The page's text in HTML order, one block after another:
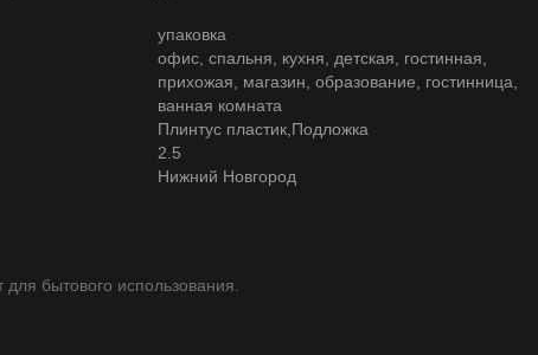
упаковка
офис, спальня, кухня, детская, гостинная,
прихожая, магазин, образование, гостинница,
ванная комната
Плинтус пластик,Подложка
2.5
Нижний Новгород
для бытового использования.